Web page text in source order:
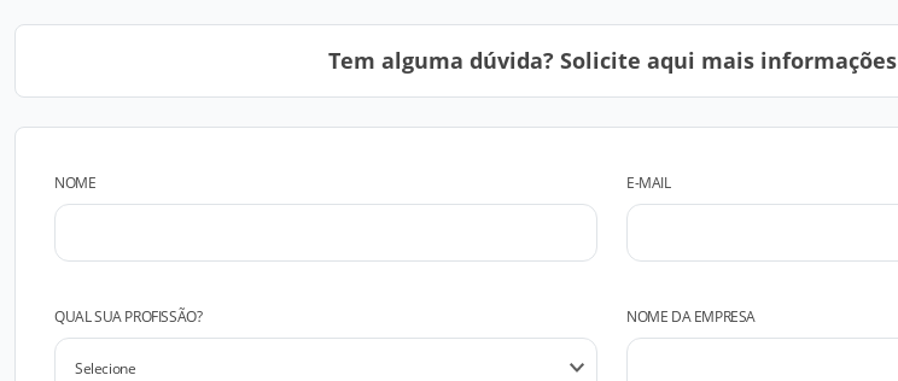
Tem alguma dúvida? Solicite aqui mais informações
NOME E-MAIL
QUAL SUA PROFISSÃO? NOME DA EMPRESA